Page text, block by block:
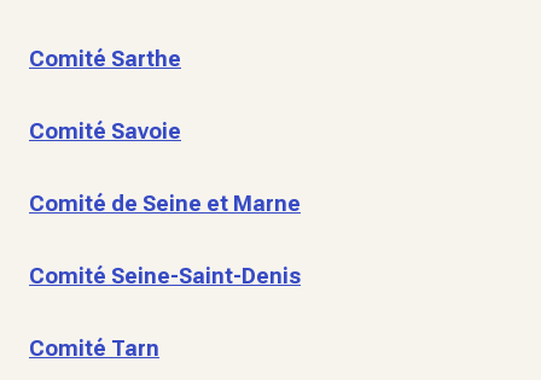
Comité Sarthe
Comité Savoie
Comité de Seine et Marne
Comité Seine-Saint-Denis
Comité Tarn